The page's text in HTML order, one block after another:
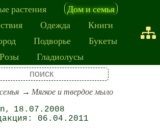
растения
Дом и семья
Одежда
Книги
Подворье
Букеты
Розы
Гладиолусы
Мягкое и твердое мыло
18.07.2008
06.04.2011